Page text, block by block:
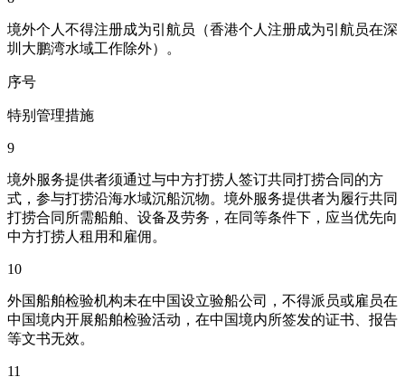
境外个人不得注册成为引航员（香港个人注册成为引航员在深
圳大鹏湾水域工作除外）。
序号
特别管理措施
9
境外服务提供者须通过与中方打捞人签订共同打捞合同的方
式，参与打捞沿海水域沉船沉物。境外服务提供者为履行共同
打捞合同所需船舶、设备及劳务，在同等条件下，应当优先向
中方打捞人租用和雇佣。
10
外国船舶检验机构未在中国设立验船公司，不得派员或雇员在
中国境内开展船舶检验活动，在中国境内所签发的证书、报告
等文书无效。
11